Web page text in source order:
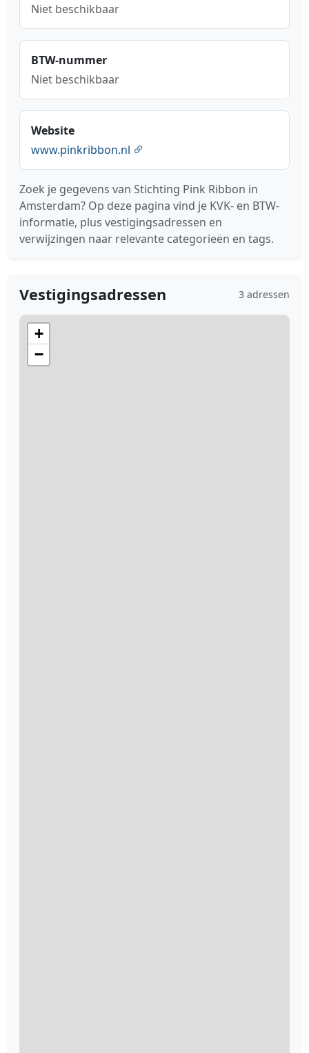
Niet beschikbaar
BTW-nummer
Niet beschikbaar
Website
www.pinkribbon.nl
Zoek je gegevens van Stichting Pink Ribbon in
Amsterdam? Op deze pagina vind je KVK- en BTW-
informatie, plus vestigingsadressen en
verwijzingen naar relevante categorieën en tags.
Vestigingsadressen 3 adressen
+
−